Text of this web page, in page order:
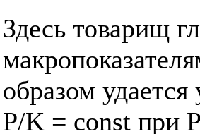
Здесь товарищ
образом
P/K = const при